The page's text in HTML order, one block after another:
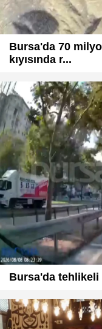
Bursa'da 70
kıyısında r...
Bursa'da tehlikeli